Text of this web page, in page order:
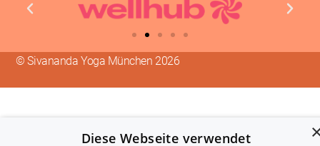
© Sivananda Yoga München 2026
Diese Webseite verwendet